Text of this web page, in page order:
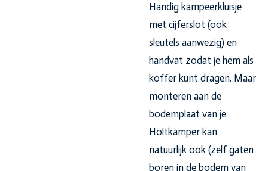
Handig kampeerkluisje
met cijferslot (ook
sleutels aanwezig) en
handvat zodat je hem als
koffer kunt dragen. Maar
monteren aan de
bodemplaat van je
Holtkamper kan
natuurlijk ook (zelf gaten
boren in de bodem van